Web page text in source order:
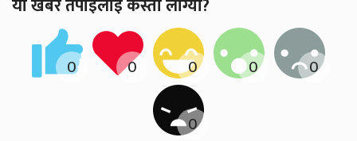
यो खबर तपाईंलाई कस्तो लाग्यो?